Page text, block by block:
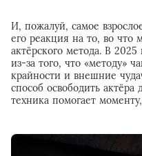
И, пожалуй, самое
его реакция на то, во что
актёрского метода. В
из-за того, что «методу»
крайности и внешние
способ освободить
техника помогает